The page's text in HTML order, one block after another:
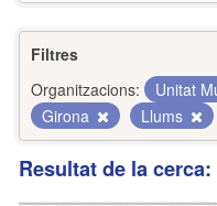
Filtres
Organitzacions:
Unitat
Girona
Llums
Resultat de la